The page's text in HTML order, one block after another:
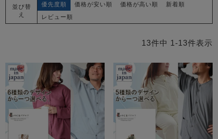
並び替
え
優先度順 価格が安い順 価格が高い順
新着順
レビュー順
13件中 1 -13件表示